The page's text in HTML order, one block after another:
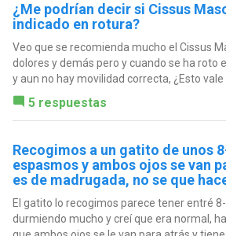
¿Me podrían decir si Cissus
indicado en rotura?
Veo que se recomienda mucho el Cissus
dolores y demás pero y cuando se ha roto
y aun no hay movilidad correcta, ¿Esto vale
5 respuestas
Recogimos a un gatito de unos
espasmos y ambos ojos se van
es de madrugada, no se que
El gatito lo recogimos parece tener entré
durmiendo mucho y creí que era normal,